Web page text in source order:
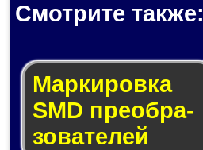
Смотрите также:
Мар­ки­ров­ка
SMD пре­об­ра­
зо­ва­те­лей